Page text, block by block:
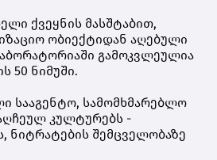
ქვეყნის მასშტაბით,
ობიექტიდან აღებული
გამოკვლეულია
50 ნიმუში.
სააგენტო, სამომხმარებლო
კულტურებს -
ნიტრატების შემცველობაზე